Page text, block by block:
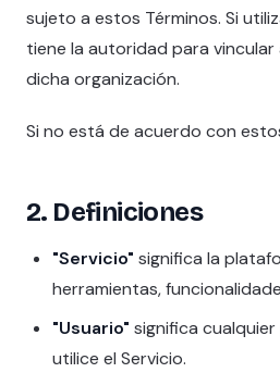
sujeto a estos Términos. Si
tiene la autoridad para
dicha organización.
Si no está de acuerdo con
2. Definiciones
"Servicio" significa la
herramientas,
"Usuario" significa
utilice el Servicio.